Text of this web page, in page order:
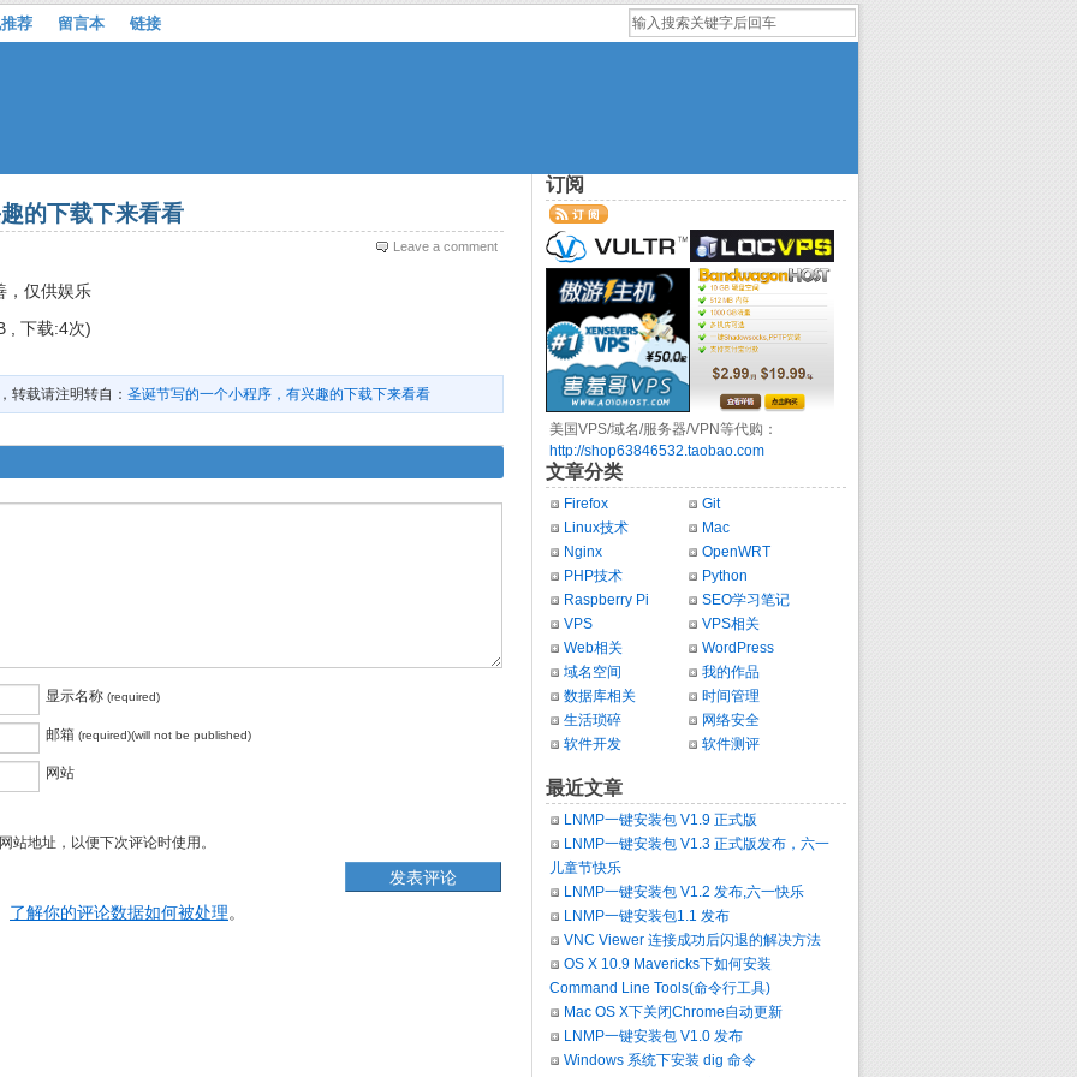
荐 留言本 链接
的下载下来看看
Leave a comment
，仅供娱乐
, 下载:4次)
转载请注明转自： 圣诞节写的一个小程序，有兴趣的下载下来看看
显示名称 (required)
邮箱 (required)(will not be published)
网站
站地址，以便下次评论时使用。
了解你的评论数据如何被处理。
订阅
美国VPS/域名/服务器/VPN等代购：
http://shop63846532.taobao.com
文章分类
Firefox
Git
Linux技术
Mac
Nginx
OpenWRT
PHP技术
Python
Raspberry Pi
SEO学习笔记
VPS
VPS相关
Web相关
WordPress
域名空间
我的作品
数据库相关
时间管理
生活琐碎
网络安全
软件开发
软件测评
最近文章
LNMP一键安装包 V1.9 正式版
LNMP一键安装包 V1.3 正式版发布，六一
儿童节快乐
LNMP一键安装包 V1.2 发布,六一快乐
LNMP一键安装包1.1 发布
VNC Viewer 连接成功后闪退的解决方法
OS X 10.9 Mavericks下如何安装
Command Line Tools(命令行工具)
Mac OS X下关闭Chrome自动更新
LNMP一键安装包 V1.0 发布
Windows 系统下安装 dig 命令